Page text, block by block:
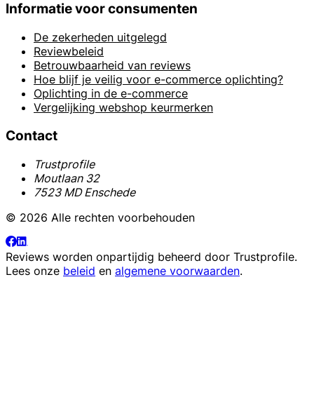
Informatie voor consumenten
De zekerheden uitgelegd
Reviewbeleid
Betrouwbaarheid van reviews
Hoe blijf je veilig voor e-commerce oplichting?
Oplichting in de e-commerce
Vergelijking webshop keurmerken
Contact
Trustprofile
Moutlaan 32
7523 MD Enschede
© 2026 Alle rechten voorbehouden
Reviews worden onpartijdig beheerd door Trustprofile.
Lees onze beleid en algemene voorwaarden.